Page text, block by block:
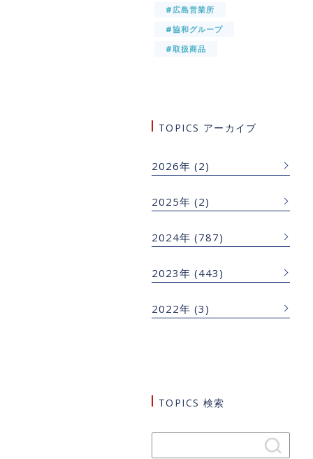
#広島営業所
#協和グループ
#取扱商品
TOPICS アーカイブ
2026年 (2)
2025年 (2)
2024年 (787)
2023年 (443)
2022年 (3)
TOPICS 検索